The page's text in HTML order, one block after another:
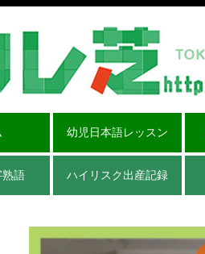
幼児日本語レッスン
熟語 ハイリスク出産記録